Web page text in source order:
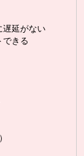
遅延がない
できる